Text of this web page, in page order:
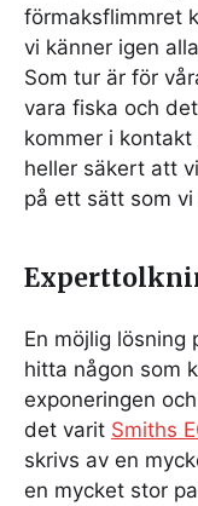
förmaksflimmret
vi känner igen
Som tur är för
vara fiska och
kommer i
heller säkert att
på ett sätt som
En möjlig
hitta någon som
exponeringen
det varit Smiths
skrivs av en
en mycket stor